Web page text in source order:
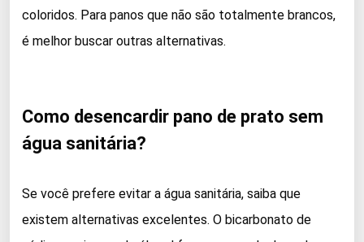
coloridos. Para panos que não são totalmente brancos,
é melhor buscar outras alternativas.
Como desencardir pano de prato sem
água sanitária?
Se você prefere evitar a água sanitária, saiba que
existem alternativas excelentes. O bicarbonato de